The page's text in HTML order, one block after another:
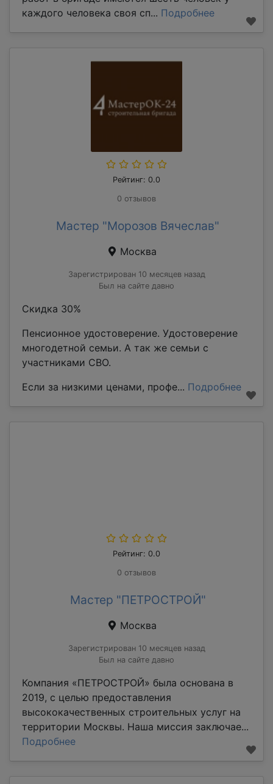
каждого человека своя сп... Подробнее
Рейтинг: 0.0
0 отзывов
Мастер "Морозов Вячеслав"
Москва
Зарегистрирован 10 месяцев назад
Был на сайте давно
Скидка 30%
Пенсионное удостоверение. Удостоверение
многодетной семьи. А так же семьи с
участниками СВО.
Если за низкими ценами, профе... Подробнее
Рейтинг: 0.0
0 отзывов
Мастер "ПЕТРОСТРОЙ"
Москва
Зарегистрирован 10 месяцев назад
Был на сайте давно
Компания «ПЕТРОСТРОЙ» была основана в
2019, с целью предоставления
высококачественных строительных услуг на
территории Москвы. Наша миссия заключае...
Подробнее